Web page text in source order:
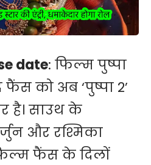
date: फिल्म पुष्पा
को अब ‘पुष्पा 2’
है। साउथ के
और रश्मिका
फैंस के दिलों